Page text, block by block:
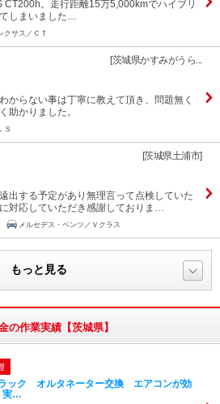
。走行距離15万5,000kmでハイブリ
しまいました…
クサス／ＣＴ
[茨城県かすみがうら...
からない事は丁寧に教えて頂き、問題無く
助かりました。
Ｓ
[茨城県土浦市]
出する予定があり無理言って点検していた
対応していただき感謝しておりま…
メルセデス・ベンツ／Ｖクラス
もっと見る
の作業実績【茨城県】
ック オルタネーター交換 エアコンが効
実…